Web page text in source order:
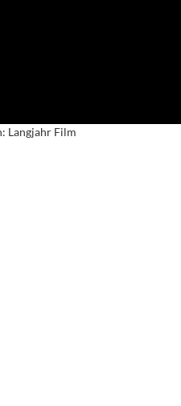
Langjahr Film